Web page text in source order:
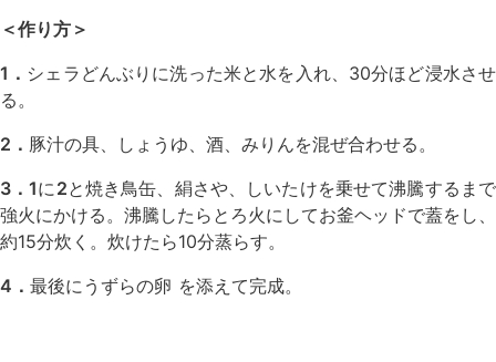
＜作り方＞
1． シェラどんぶりに洗った米と水を入れ、30分ほど浸水させ
る。
2． 豚汁の具、しょうゆ、酒、みりんを混ぜ合わせる。
3．1に2と焼き鳥缶、絹さや、しいたけを乗せて沸騰するまで
強火にかける。沸騰したらとろ火にしてお釜ヘッドで蓋をし、
約15分炊く。炊けたら10分蒸らす。
4． 最後にうずらの卵 を添えて完成。